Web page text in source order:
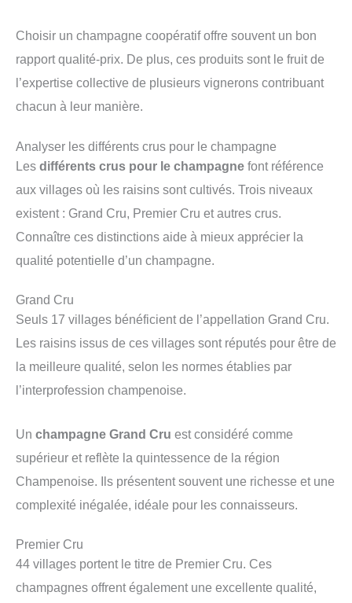
Choisir un champagne coopératif offre souvent un bon
rapport qualité-prix. De plus, ces produits sont le fruit de
l’expertise collective de plusieurs vignerons contribuant
chacun à leur manière.
Analyser les différents crus pour le champagne
Les différents crus pour le champagne font référence
aux villages où les raisins sont cultivés. Trois niveaux
existent : Grand Cru, Premier Cru et autres crus.
Connaître ces distinctions aide à mieux apprécier la
qualité potentielle d’un champagne.
Grand Cru
Seuls 17 villages bénéficient de l’appellation Grand Cru.
Les raisins issus de ces villages sont réputés pour être de
la meilleure qualité, selon les normes établies par
l’interprofession champenoise.
Un champagne Grand Cru est considéré comme
supérieur et reflète la quintessence de la région
Champenoise. Ils présentent souvent une richesse et une
complexité inégalée, idéale pour les connaisseurs.
Premier Cru
44 villages portent le titre de Premier Cru. Ces
champagnes offrent également une excellente qualité,